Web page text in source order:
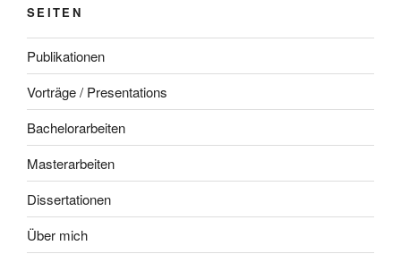
SEITEN
Publikationen
Vorträge / Presentations
Bachelorarbeiten
Masterarbeiten
Dissertationen
Über mich